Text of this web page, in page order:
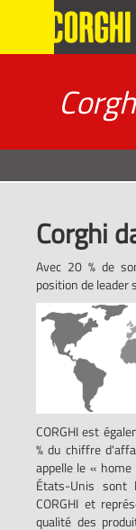
Corghi
Avec 20 % de
position de leader
CORGHI est
% du chiffre
appelle le «
États-Unis sont
CORGHI et
qualité des